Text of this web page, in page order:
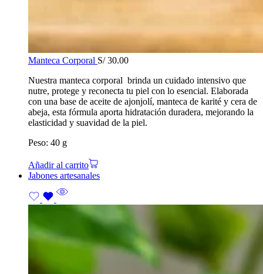
Manteca Corporal S/30.00
Nuestra manteca corporal brinda un cuidado intensivo que
nutre, protege y reconecta tu piel con lo esencial. Elaborada
con una base de aceite de ajonjolí, manteca de karité y cera de
abeja, esta fórmula aporta hidratación duradera, mejorando la
elasticidad y suavidad de la piel.
Peso: 40 g
Añadir al carrito
Jabones artesanales